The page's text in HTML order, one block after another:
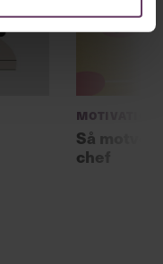
Motivation
Så
chef